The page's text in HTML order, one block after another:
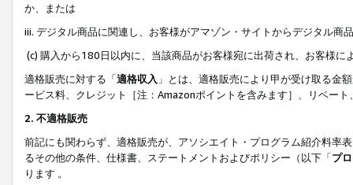
か、または
iii. デジタル商品に関連し、お客様がアマゾン・サイトからデジタル
(c) 購入から180日以内に、当該商品がお客様宛に出荷され、お客様
適格販売に対する「適格収入 」とは、適格販売により甲が受け取る金
ービス料、クレジット［注：Amazonポイントを含みます］、リベー
2. 不適格販売
前記にも関わらず、適格販売が、アソシエイト・プログラム紹介料率
るその他の条件、仕様書、ステートメントおよびポリシー（以下「プ
ります 。